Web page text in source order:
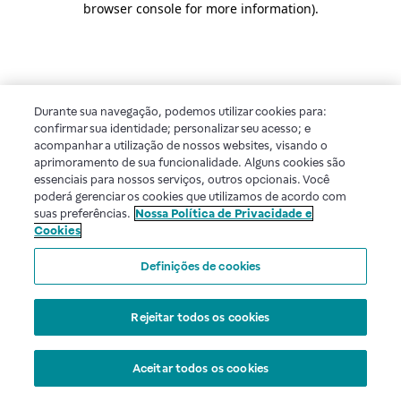
browser console for more information).
Durante sua navegação, podemos utilizar cookies para:
confirmar sua identidade; personalizar seu acesso; e
acompanhar a utilização de nossos websites, visando o
aprimoramento de sua funcionalidade. Alguns cookies são
essenciais para nossos serviços, outros opcionais. Você
poderá gerenciar os cookies que utilizamos de acordo com
suas preferências. Nossa Política de Privacidade e
Cookies
Definições de cookies
Rejeitar todos os cookies
Aceitar todos os cookies